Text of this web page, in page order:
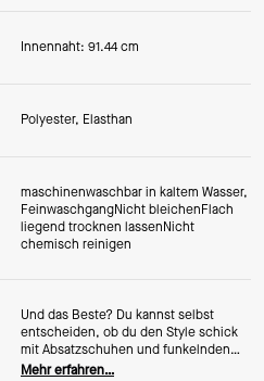
Innennaht: 91.44 cm
Polyester, Elasthan
maschinenwaschbar in kaltem Wasser,
FeinwaschgangNicht bleichenFlach
liegend trocknen lassenNicht
chemisch reinigen
Und das Beste? Du kannst selbst
entscheiden, ob du den Style schick
mit Absatzschuhen und funkelnden
Accessoires oder lässig mit süßen
Mehr erfahren…